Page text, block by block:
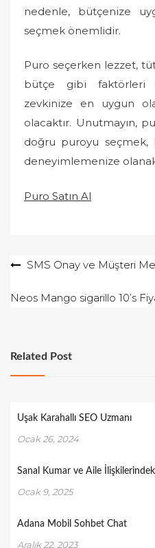
nedenle, bütçenize
seçmek önemlidir.
Puro seçerken lezzet,
bütçe gibi faktörleri
zevkinize en uygun
olacaktır. Unutmayın,
doğru puroyu seçmek,
deneyimlemenize
Puro Satın Al
YazıSMS Onay ve Müşteri
Neos Mango sigarillo 10’s
Related Post
Uşak Karahallı SEO Uzmanı
Ocak 26, 2024
Sanal Kumar ve Aile
Ocak 9, 2025
Adana Mobil Sohbet Chat
Aralık 22, 2023